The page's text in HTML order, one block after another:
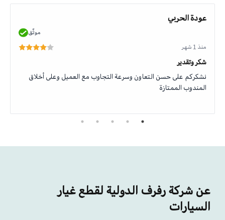
عودة الحربي
موثّق
منذ 1 شهر
شكر وتقدير
نشكركم على حسن التعاون وسرعة التجاوب مع العميل وعلى أخلاق
المندوب الممتازة
عن شركة رفرف الدولية لقطع غيار
السيارات